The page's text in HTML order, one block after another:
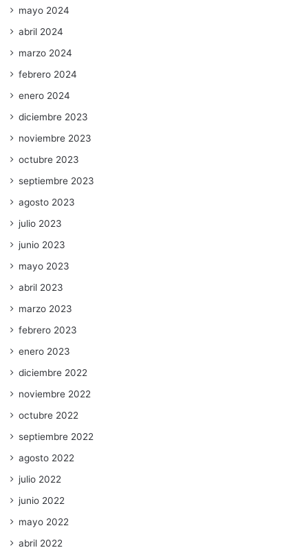
mayo 2024
abril 2024
marzo 2024
febrero 2024
enero 2024
diciembre 2023
noviembre 2023
octubre 2023
septiembre 2023
agosto 2023
julio 2023
junio 2023
mayo 2023
abril 2023
marzo 2023
febrero 2023
enero 2023
diciembre 2022
noviembre 2022
octubre 2022
septiembre 2022
agosto 2022
julio 2022
junio 2022
mayo 2022
abril 2022